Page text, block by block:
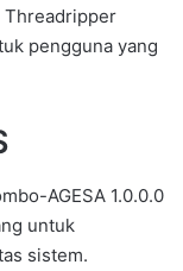
Threadripper
pengguna yang
AGESA 1.0.0.0
untuk
sistem.